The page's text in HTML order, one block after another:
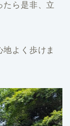
たら是非、立
よく歩けま